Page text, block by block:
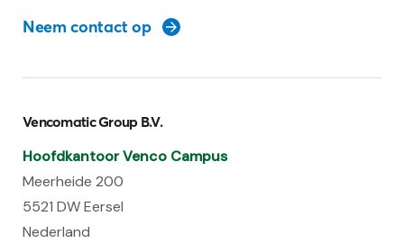
Neem contact op
Vencomatic Group B.V.
Hoofdkantoor Venco Campus
Meerheide 200
5521 DW Eersel
Nederland